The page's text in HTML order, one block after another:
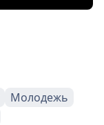
Молодежь